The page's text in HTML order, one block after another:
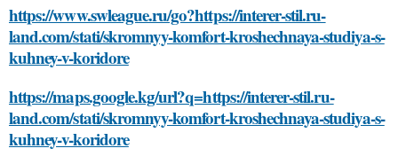
https://www.swleague.ru/go?https://interer-stil.ru-
land.com/stati/skromnyy-komfort-kroshechnaya-studiya-s-
kuhney-v-koridore
https://maps.google.kg/url?q=https://interer-stil.ru-
land.com/stati/skromnyy-komfort-kroshechnaya-studiya-s-
kuhney-v-koridore